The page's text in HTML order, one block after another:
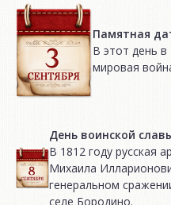
Памятная
В этот день в
мировая
День воинской
В 1812 году русская
Михаила
генеральном
селе Бородино.